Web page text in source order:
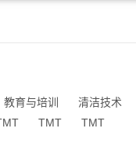
教育与培训 清洁技术
TMT TMT